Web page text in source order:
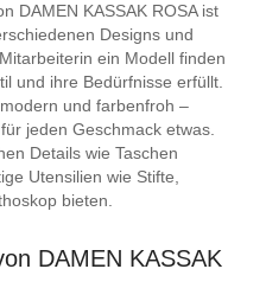
DAMEN KASSAK ROSA ist
Designs und
ein Modell finden
und ihre Bedürfnisse erfüllt.
und farbenfroh –
jeden Geschmack etwas.
Details wie Taschen
Utensilien wie Stifte,
bieten.
DAMEN KASSAK